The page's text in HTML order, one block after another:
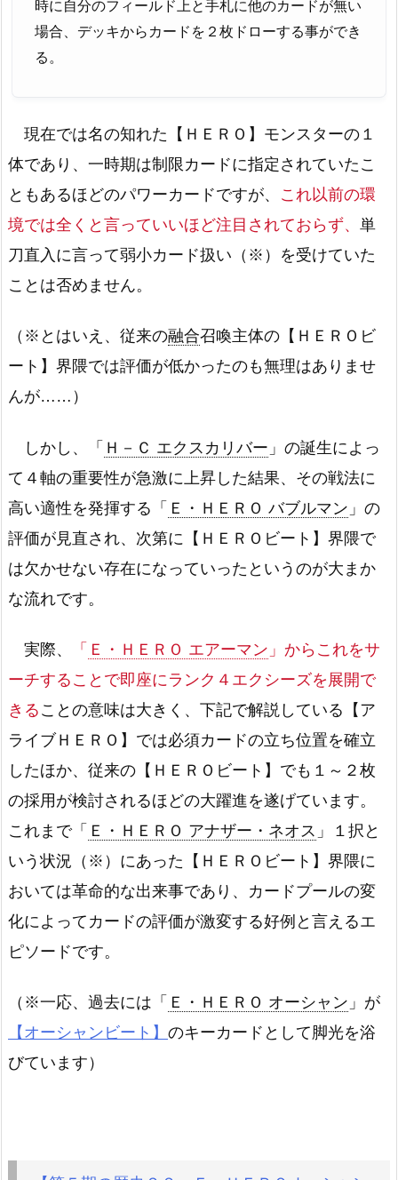
時に自分のフィールド上と手札に他のカードが無い
場合、デッキからカードを２枚ドローする事ができ
る。
現在では名の知れた【ＨＥＲＯ】モンスターの１
体であり、一時期は制限カードに指定されていたこ
ともあるほどのパワーカードですが、 これ以前の環
境では全くと言っていいほど注目されておらず、 単
刀直入に言って弱小カード扱い（※）を受けていた
ことは否めません。
（※とはいえ、従来の融合召喚主体の【ＨＥＲＯビ
ート】界隈では評価が低かったのも無理はありませ
んが……）
しかし、「 Ｈ－Ｃ エクスカリバー 」の誕生によっ
て４軸の重要性が急激に上昇した結果、その戦法に
高い適性を発揮する「 Ｅ・ＨＥＲＯ バブルマン 」の
評価が見直され、次第に【ＨＥＲＯビート】界隈で
は欠かせない存在になっていったというのが大まか
な流れです。
実際、 「 Ｅ・ＨＥＲＯ エアーマン 」からこれをサ
ーチすることで即座にランク４エクシーズを展開で
きる ことの意味は大きく、下記で解説している【ア
ライブＨＥＲＯ】では必須カードの立ち位置を確立
したほか、従来の【ＨＥＲＯビート】でも１～２枚
の採用が検討されるほどの大躍進を遂げています。
これまで「 Ｅ・ＨＥＲＯ アナザー・ネオス 」１択と
いう状況（※）にあった【ＨＥＲＯビート】界隈に
おいては革命的な出来事であり、カードプールの変
化によってカードの評価が激変する好例と言えるエ
ピソードです。
（※一応、過去には「 Ｅ・ＨＥＲＯ オーシャン 」が
【オーシャンビート】 のキーカードとして脚光を浴
びています）